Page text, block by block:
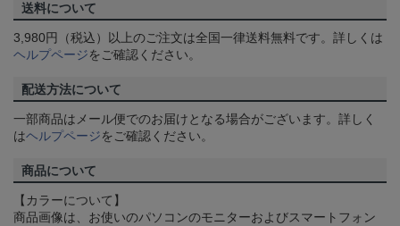
送料について
3,980円（税込）以上のご注文は全国一律送料無料です。詳しくは
ヘルプページをご確認ください。
配送方法について
一部商品はメール便でのお届けとなる場合がございます。詳しく
はヘルプページをご確認ください。
商品について
【カラーについて】
商品画像は、お使いのパソコンのモニターおよびスマートフォン